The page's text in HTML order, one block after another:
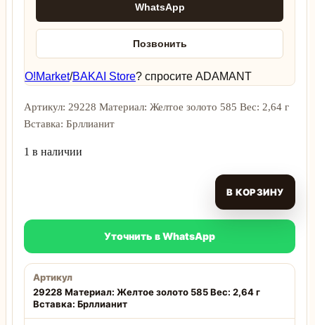
WhatsApp
Позвонить
O!Market/BAKAI Store? спросите ADAMANT
Артикул: 29228 Материал: Желтое золото 585 Вес: 2,64 г
Вставка: Брллианит
1 в наличии
В КОРЗИНУ
Уточнить в WhatsApp
Артикул
29228 Материал: Желтое золото 585 Вес: 2,64 г
Вставка: Брллианит